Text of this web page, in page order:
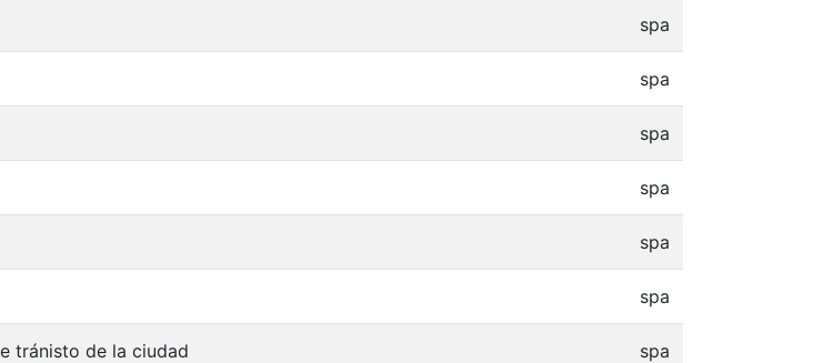
spa
spa
spa
spa
spa
spa
tránisto de la ciudad spa